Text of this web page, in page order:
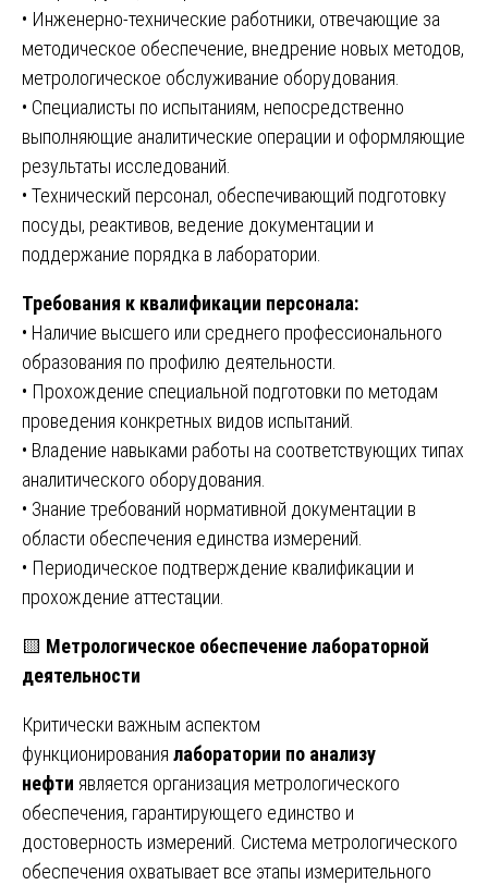
• Инженерно-технические работники, отвечающие за
методическое обеспечение, внедрение новых методов,
метрологическое обслуживание оборудования.
• Специалисты по испытаниям, непосредственно
выполняющие аналитические операции и оформляющие
результаты исследований.
• Технический персонал, обеспечивающий подготовку
посуды, реактивов, ведение документации и
поддержание порядка в лаборатории.
Требования к квалификации персонала:
• Наличие высшего или среднего профессионального
образования по профилю деятельности.
• Прохождение специальной подготовки по методам
проведения конкретных видов испытаний.
• Владение навыками работы на соответствующих типах
аналитического оборудования.
• Знание требований нормативной документации в
области обеспечения единства измерений.
• Периодическое подтверждение квалификации и
прохождение аттестации.
🟨 Метрологическое обеспечение лабораторной
деятельности
Критически важным аспектом
функционирования лаборатории по анализу
нефти является организация метрологического
обеспечения, гарантирующего единство и
достоверность измерений. Система метрологического
обеспечения охватывает все этапы измерительного